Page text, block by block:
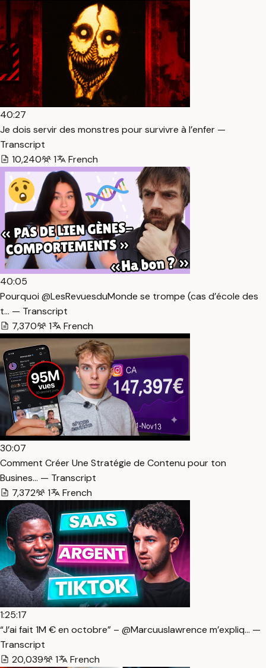
40:27
Je dois servir des monstres pour survivre à l’enfer —
Transcript
10,240
1 French
40:05
Pourquoi @LesRevuesduMonde se trompe (cas d’école des
t… — Transcript
7,370
1 French
30:07
Comment Créer Une Stratégie de Contenu pour ton
Busines… — Transcript
7,372
1 French
1:25:17
“J’ai fait 1M € en octobre” – @Marcuuslawrence m’expliq… —
Transcript
20,039
1 French